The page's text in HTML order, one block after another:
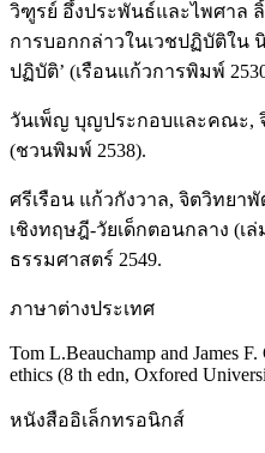
วิฑูรย์ อึ้งประพันธ์และไพศาล
การบอกกล่าวในเวชปฏิบัติใน
ปฏิบัติ’ (เรือนแก้วการพิมพ์
วันเพ็ญ บุญประกอบและคณะ,
(ชวนพิมพ์ 2538).
ศรีเรือน แก้วกังวาล, จิตวิทย
เชิงทฤษฎี-วัยเด็กตอนกลาง (เ
ธรรมศาสตร์ 2549.
ภาษาต่างประเทศ
Tom L.Beauchamp and James
ethics (8 th edn, Oxfored
หนังสืออิเล็กทรอนิกส์